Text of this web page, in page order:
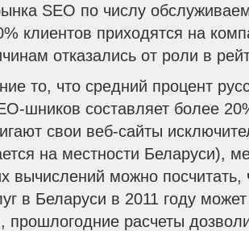
SEO по числу
клиентов приходятся на
отказались от роли в
то, что средний процент
шников составляет более
свои веб-сайты
на местности Беларуси),
вычислений можно
в Беларуси в 2011 году
прошлогодние расчеты